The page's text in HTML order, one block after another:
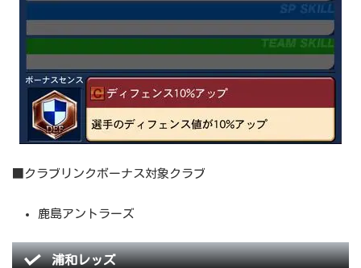
■クラブリンクボーナス対象クラブ
鹿島アントラーズ
浦和レッズ